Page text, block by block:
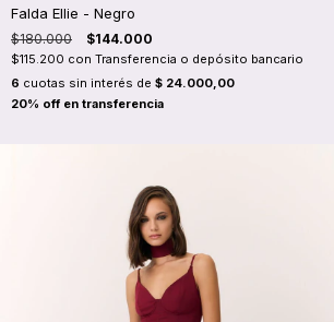
Falda Ellie - Negro
$180.000 $144.000
$115.200 con Transferencia o depósito bancario
6 cuotas sin interés de $ 24.000,00